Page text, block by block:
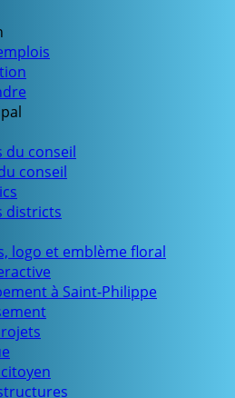
du conseil
conseil
districts
logo et emblème floral
à Saint-Philippe